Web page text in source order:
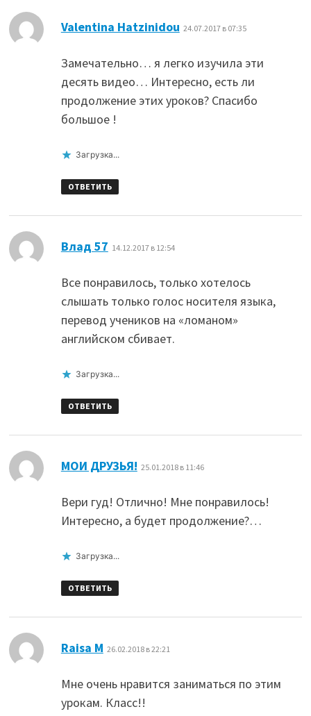
Valentina Hatzinidou 24.07.2017 в 07:35
Замечательно… я легко изучила эти
десять видео… Интересно, есть ли
продолжение этих уроков? Спасибо
большое !
Загрузка...
ОТВЕТИТЬ
Влад 57 14.12.2017 в 12:54
Все понравилось, только хотелось
слышать только голос носителя языка,
перевод учеников на «ломаном»
английском сбивает.
Загрузка...
ОТВЕТИТЬ
МОИ ДРУЗЬЯ! 25.01.2018 в 11:46
Вери гуд! Отлично! Мне понравилось!
Интересно, а будет продолжение?…
Загрузка...
ОТВЕТИТЬ
Raisa M 26.02.2018 в 22:21
Мне очень нравится заниматься по этим
урокам. Класс!!